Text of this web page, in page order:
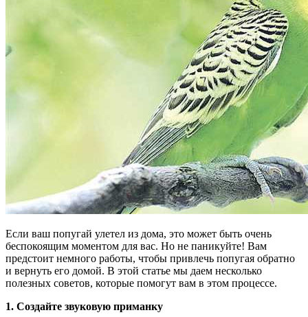
Если ваш попугай улетел из дома, это может быть очень
беспокоящим моментом для вас. Но не паникуйте! Вам
предстоит немного работы, чтобы привлечь попугая обратно
и вернуть его домой. В этой статье мы даем несколько
полезных советов, которые помогут вам в этом процессе.
1. Создайте звуковую приманку